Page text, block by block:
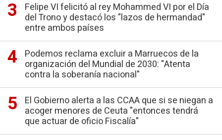
Felipe VI felicitó al rey Mohammed VI por el Día
del Trono y destacó los "lazos de hermandad"
entre ambos países
Podemos reclama excluir a Marruecos de la
organización del Mundial de 2030: "Atenta
contra la soberanía nacional"
El Gobierno alerta a las CCAA que si se niegan a
acoger menores de Ceuta "entonces tendrá
que actuar de oficio Fiscalía"